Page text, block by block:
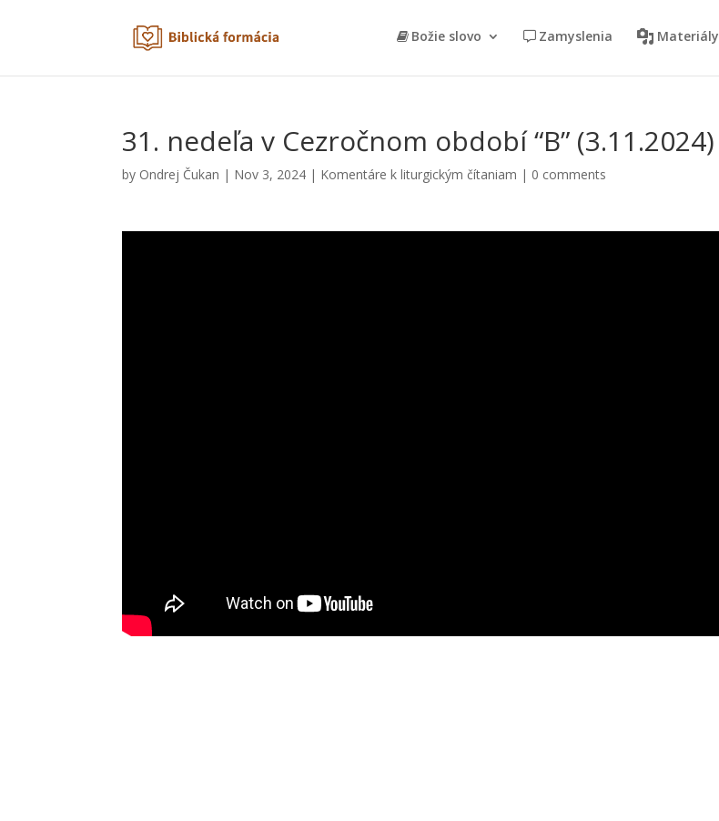
Božie slovo Zamyslenia Materiály
31. nedeľa v Cezročnom období “B” (3.11.2024)
by Ondrej Čukan | Nov 3, 2024 | Komentáre k liturgickým čítaniam | 0 comments